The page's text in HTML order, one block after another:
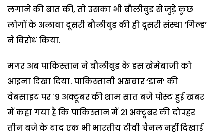
लगाने की बात की, तो उसका भी बौलीवुड से जुड़े कुछ
लोगों के अलावा दूसरी बौलीवुड की ही दूसरी संस्था ‘गिल्ड’
ने विरोध किया.
मगर अब पाकिस्तान ने बौलीवुड के इस खेमेबाजी को
आइना दिखा दिया. पाकिस्तानी अखबार ‘डान’ की
वेबसाइट पर 19 अक्टूबर की शाम सात बजे पोस्ट हुई खबर
में कहा गया है कि पाकिस्तान में 21 अक्टूबर की दोपहर
तीन बजे के बाद एक भी भारतीय टीवी चैनल नहीं दिखाई